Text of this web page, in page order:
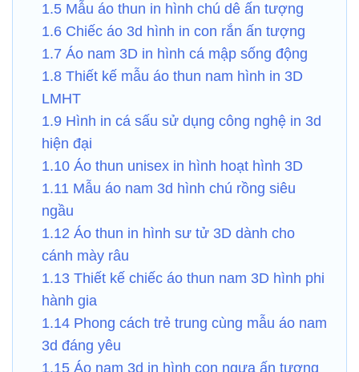
1.5 Mẫu áo thun in hình chú dê ấn tượng
1.6 Chiếc áo 3d hình in con rắn ấn tượng
1.7 Áo nam 3D in hình cá mập sống động
1.8 Thiết kế mẫu áo thun nam hình in 3D
LMHT
1.9 Hình in cá sấu sử dụng công nghệ in 3d
hiện đại
1.10 Áo thun unisex in hình hoạt hình 3D
1.11 Mẫu áo nam 3d hình chú rồng siêu
ngầu
1.12 Áo thun in hình sư tử 3D dành cho
cánh mày râu
1.13 Thiết kế chiếc áo thun nam 3D hình phi
hành gia
1.14 Phong cách trẻ trung cùng mẫu áo nam
3d đáng yêu
1.15 Áo nam 3d in hình con ngựa ấn tượng